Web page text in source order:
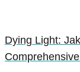
Dying Light: